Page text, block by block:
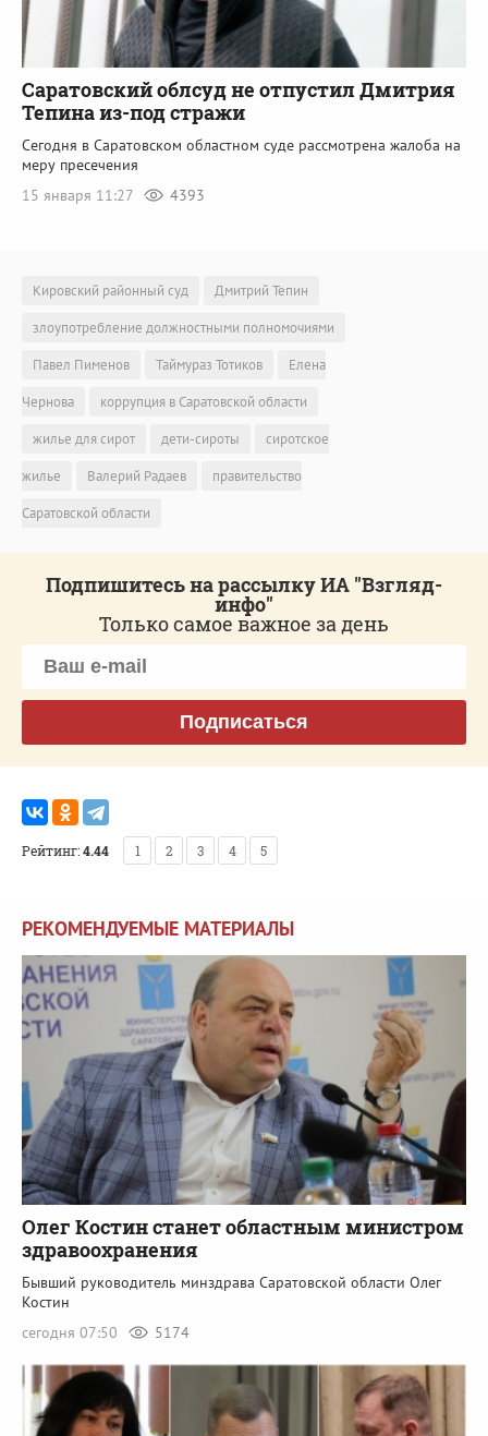
Саратовский облсуд не отпустил Дмитрия
Тепина из-под стражи
Сегодня в Саратовском областном суде рассмотрена жалоба на
меру пресечения
15 января 11:27
4393
Кировский районный суд
Дмитрий Тепин
злоупотребление должностными полномочиями
Павел Пименов
Таймураз Тотиков
Елена
Чернова
коррупция в Саратовской области
жилье для сирот
дети-сироты
сиротское
жилье
Валерий Радаев
правительство
Саратовской области
Подпишитесь на рассылку ИА "Взгляд-
инфо"
Только самое важное за день
Подписаться
Рейтинг:4.44 1 2 3 4 5
РЕКОМЕНДУЕМЫЕ МАТЕРИАЛЫ
Олег Костин станет областным министром
здравоохранения
Бывший руководитель минздрава Саратовской области Олег
Костин
сегодня 07:50
5174